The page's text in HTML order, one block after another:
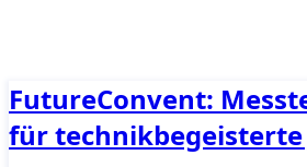
FutureConvent:
für technikbegeisterte